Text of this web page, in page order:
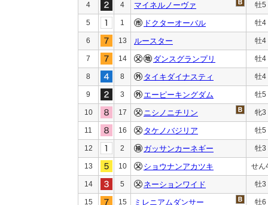
4 4 マイネルノーヴァ 牡5
5 1 ドクターオーバル 牡4
6 13 ルースター 牡4
7 14 ダンスグランプリ 牡4
8 8 タイキダイナスティ 牡4
9 3 エーピーキングダム 牡5
10 17 ニシノニチリン 牝3
11 16 タケノバジリア 牡5
12 2 ガッサンカーネギー 牡3
13 10 ショウナンアカツキ せん
14 5 ネーションワイド 牡3
15 15 ミレニアムダンサー 牡6